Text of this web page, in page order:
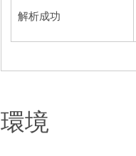
解析成功
環境